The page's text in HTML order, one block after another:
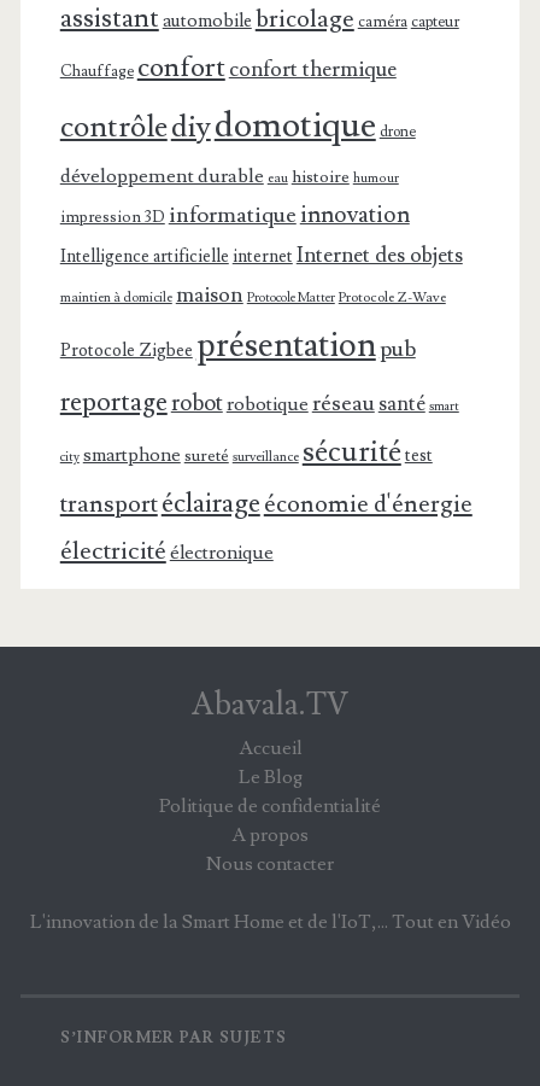
assistant automobile bricolage caméra capteur
Chauffage confortconfort thermique
contrôlediydomotique drone
développement durable eau histoire humour
impression 3D informatiqueinnovation
Intelligence artificielle internet Internet des objets
maintien à domicile maison Protocole Matter Protocole Z-Wave
Protocole Zigbee présentationpub
reportagerobotrobotique réseausanté smart
city smartphone sureté surveillance sécuritétest
transportéclairageéconomie d'énergie
électricité électronique
Abavala.TV
Accueil
Le Blog
Politique de confidentialité
A propos
Nous contacter
L'innovation de la Smart Home et de l'IoT,... Tout en Vidéo
S’INFORMER PAR SUJETS